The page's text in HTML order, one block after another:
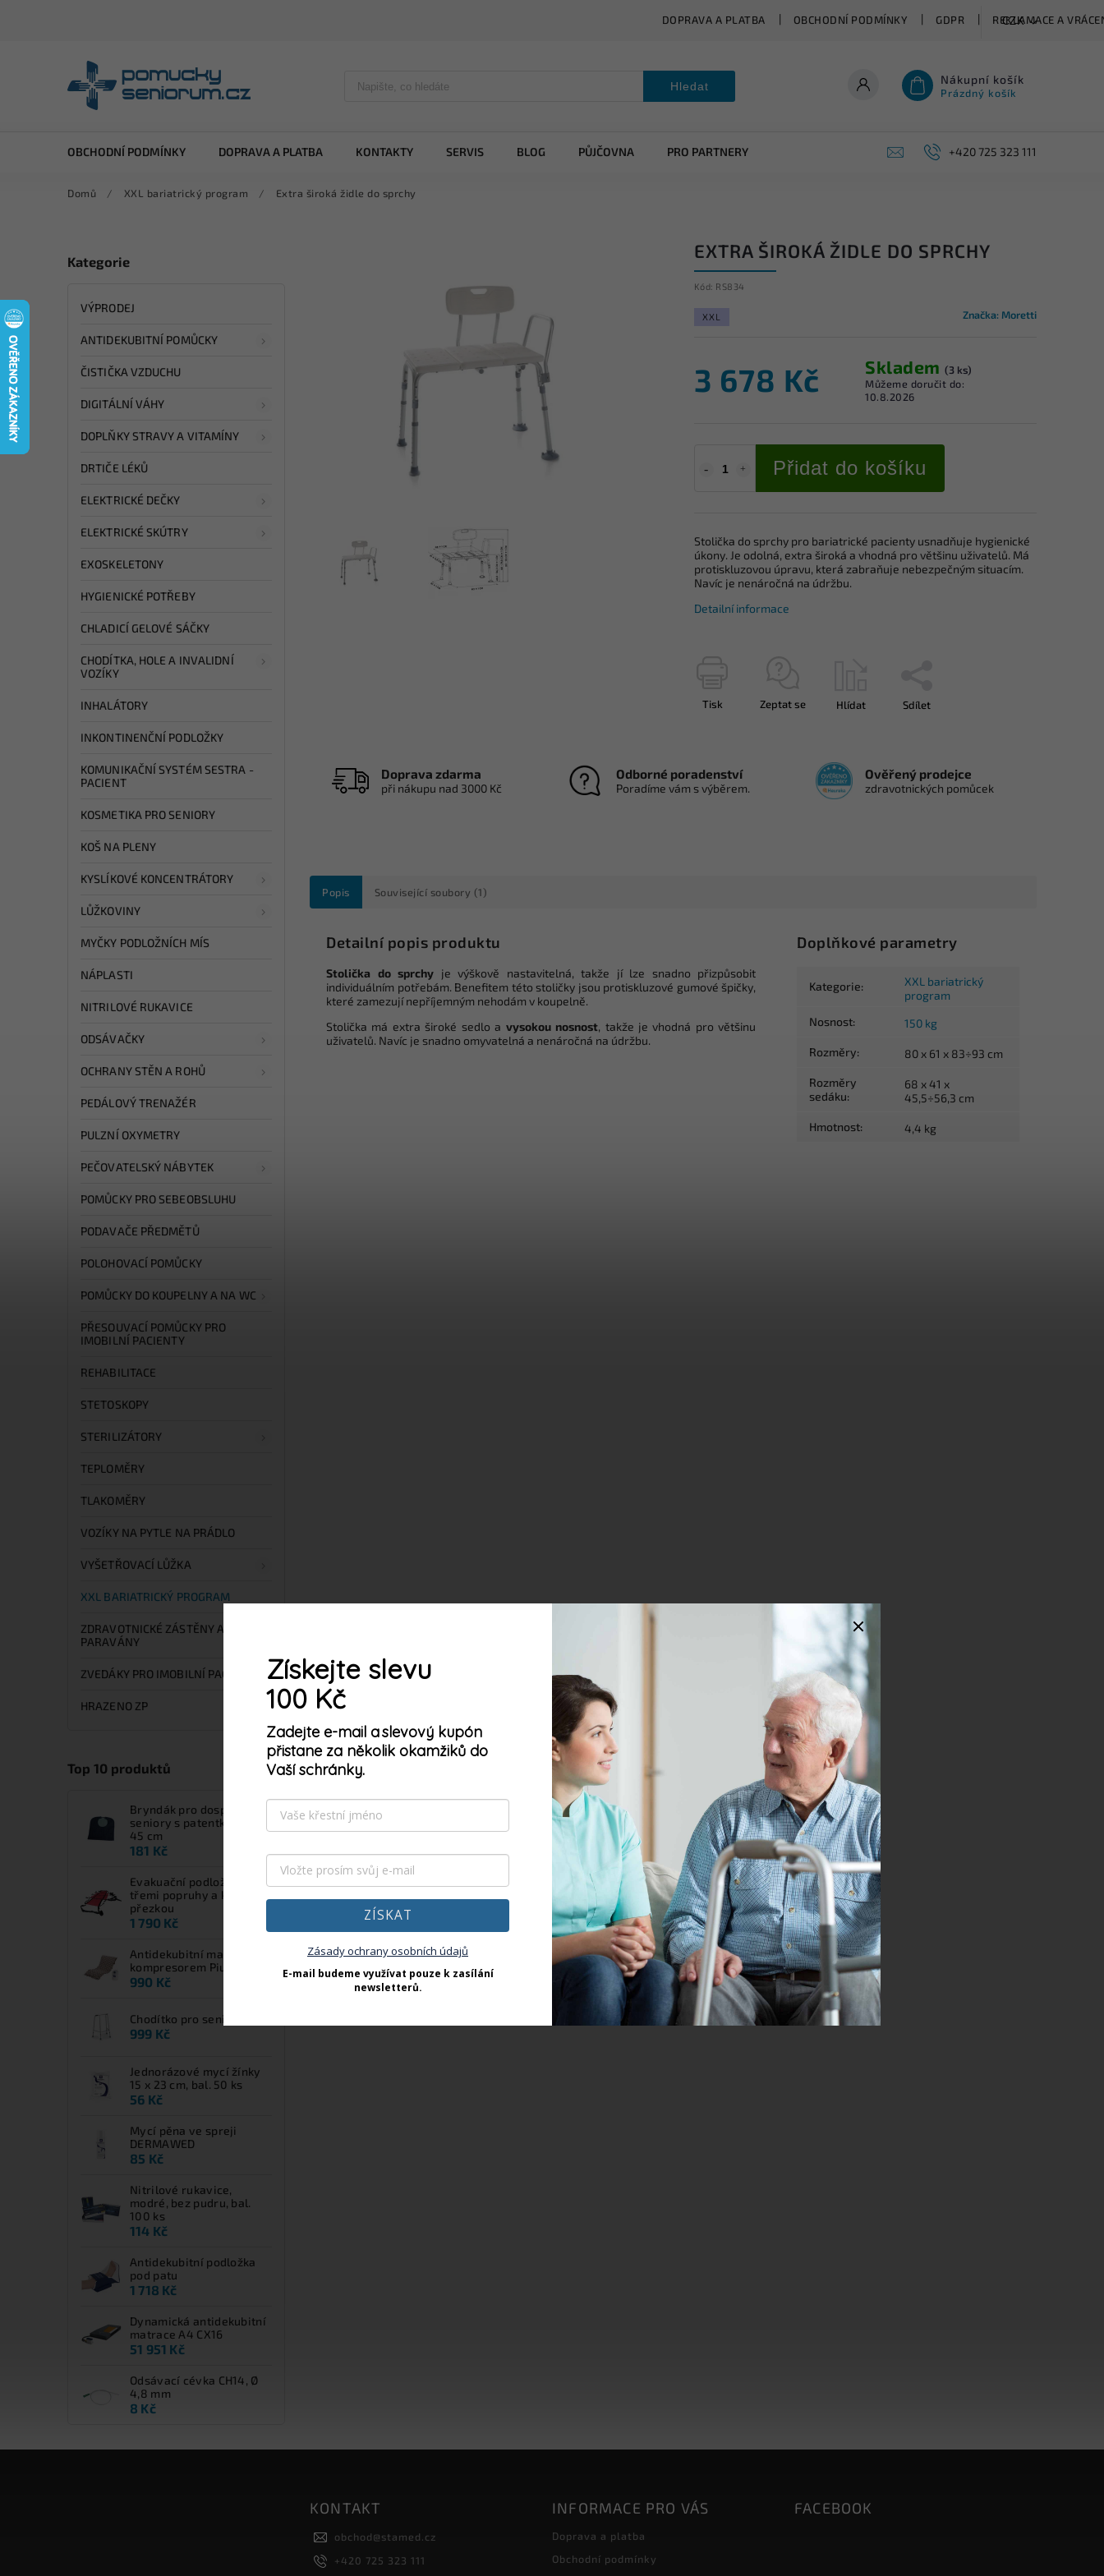
Tento web používá soubory cookie. Dalším procházením tohoto webu
vyjadřujete souhlas s jejich používáním. Více informacízde.
Nastavení
Souhlasím
DOPRAVA A PLATBA OBCHODNÍ PODMÍNKY GDPR REKLAMACE A
CZK
Hledat Nákupní košík
Prázdný košík
OBCHODNÍ PODMÍNKY DOPRAVA A PLATBA KONTAKTY SERVIS BLOG PŮJČOVNA PRO PARTNERY +420 725 323 111
Domů / XXL bariatrický program / Extra široká židle do sprchy
Kategorie
VÝPRODEJ
ANTIDEKUBITNÍ POMŮCKY
ČISTIČKA VZDUCHU
DIGITÁLNÍ VÁHY
DOPLŇKY STRAVY A VITAMÍNY
DRTIČE LÉKŮ
ELEKTRICKÉ DEČKY
ELEKTRICKÉ SKÚTRY
EXOSKELETONY
HYGIENICKÉ POTŘEBY
CHLADICÍ GELOVÉ SÁČKY
CHODÍTKA, HOLE A INVALIDNÍ
VOZÍKY
INHALÁTORY
INKONTINENČNÍ PODLOŽKY
KOMUNIKAČNÍ SYSTÉM SESTRA -
PACIENT
KOSMETIKA PRO SENIORY
KOŠ NA PLENY
KYSLÍKOVÉ KONCENTRÁTORY
LŮŽKOVINY
MYČKY PODLOŽNÍCH MÍS
NÁPLASTI
NITRILOVÉ RUKAVICE
ODSÁVAČKY
OCHRANY STĚN A ROHŮ
PEDÁLOVÝ TRENAŽÉR
PULZNÍ OXYMETRY
PEČOVATELSKÝ NÁBYTEK
POMŮCKY PRO SEBEOBSLUHU
PODAVAČE PŘEDMĚTŮ
POLOHOVACÍ POMŮCKY
POMŮCKY DO KOUPELNY A NA WC
PŘESOUVACÍ POMŮCKY PRO
IMOBILNÍ PACIENTY
REHABILITACE
STETOSKOPY
STERILIZÁTORY
TEPLOMĚRY
TLAKOMĚRY
VOZÍKY NA PYTLE NA PRÁDLO
VYŠETŘOVACÍ LŮŽKA
XXL BARIATRICKÝ PROGRAM
ZDRAVOTNICKÉ ZÁSTĚNY A
PARAVÁNY
ZVEDÁKY PRO IMOBILNÍ PACIENTY
HRAZENO ZP
Top 10 produktů
Bryndák pro dospělé a
seniory s patentkami 90 x
45 cm
181 Kč
Evakuační podložka EVS s
třemi popruhy a kovovou
přezkou
1 790 Kč
Antidekubitní matrace s
kompresorem Piuma UP
990 Kč
Chodítko pro seniory Clik
999 Kč
Jednorázové mycí žínky
15 x 23 cm, bal. 50 ks
56 Kč
Mycí pěna ve spreji
DERMAWED
85 Kč
Nitrilové rukavice,
modré, bez pudru, bal.
100 ks
114 Kč
Antidekubitní podložka
pod patu
1 718 Kč
Dynamická antidekubitní
matrace A4 CX16
51 951 Kč
Odsávací cévka CH14, Ø
4,8 mm
8 Kč
EXTRA ŠIROKÁ ŽIDLE DO SPRCHY
Kód: RS834
XXL Značka: Moretti
3 678 Kč Skladem(3 ks)
Můžeme doručit do:
10.8.2026
Přidat do košíku
Stolička do sprchy pro bariatrické pacienty usnadňuje hygienické
úkony. Je odolná, extra široká a vhodná pro většinu uživatelů. Má
protiskluzovou úpravu, která zabraňuje nebezpečným situacím.
Navíc je nenáročná na údržbu.
Detailní informace
Tisk Zeptat se Hlídat Sdílet
Doprava zdarma
při nákupu nad 3000 Kč
Odborné poradenství
Poradíme vám s výběrem.
Ověřený prodejce
zdravotnických pomůcek
Popis Související soubory (1)
Detailní popis produktu
Stolička do sprchy je výškově nastavitelná, takže jí lze snadno přizpůsobit
individuálním potřebám. Benefitem této stoličky jsou protiskluzové gumové špičky,
které zamezují nepříjemným nehodám v koupelně.
Stolička má extra široké sedlo a vysokou nosnost, takže je vhodná pro většinu
uživatelů. Navíc je snadno omyvatelná a nenáročná na údržbu.
Doplňkové parametry
Kategorie:
XXL bariatrický
program
Nosnost: 150 kg
Rozměry: 80 x 61 x 83÷93 cm
Rozměry
sedáku:
68 x 41 x
45,5÷56,3 cm
Hmotnost: 4,4 kg
KONTAKT
obchod@stamed.cz
+420 725 323 111
INFORMACE PRO VÁS
Doprava a platba
Obchodní podmínky
FACEBOOK
Získejte slevu
100 Kč
Zadejte e-mail aslevový kupón
přistane za několik okamžiků do
Vaší schránky.
ZÍSKAT
Zásady ochrany osobních údajů
E-mail budeme využívat pouze k zasílání
newsletterů.